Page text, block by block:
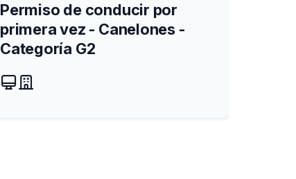
Permiso de conducir por
primera vez - Canelones -
Categoría G2